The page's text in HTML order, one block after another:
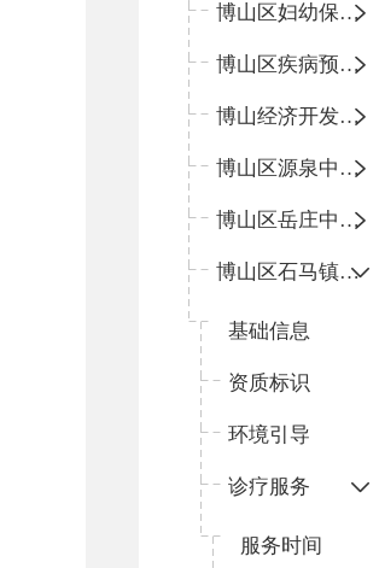
博山区妇幼保健院
博山区疾病预防控制中心
博山经济开发区卫生院
博山区源泉中心卫生院（博山区第二人民医院）
博山区岳庄中心卫生院
博山区石马镇卫生院
基础信息
资质标识
环境引导
诊疗服务
服务时间